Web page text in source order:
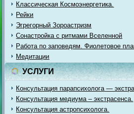
Классическая Космоэнергетика.
Рейки
Эгрегорный Зороастризм
Сонастройка с ритмами Вселенной
Работа по заповедям. Фиолетовое
Медитации
УСЛУГИ
Консультация парапсихолога —
Консультация медиума – экстрасенса.
Консультация астропсихолога.